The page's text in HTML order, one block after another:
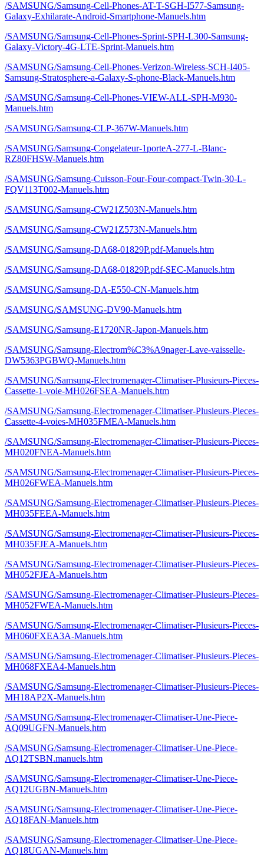
/SAMSUNG/Samsung-Cell-Phones-AT-T-SGH-I577-Samsung-
Galaxy-Exhilarate-Android-Smartphone-Manuels.htm
/SAMSUNG/Samsung-Cell-Phones-Sprint-SPH-L300-Samsung-
Galaxy-Victory-4G-LTE-Sprint-Manuels.htm
/SAMSUNG/Samsung-Cell-Phones-Verizon-Wireless-SCH-I405-
Samsung-Stratosphere-a-Galaxy-S-phone-Black-Manuels.htm
/SAMSUNG/Samsung-Cell-Phones-VIEW-ALL-SPH-M930-
Manuels.htm
/SAMSUNG/Samsung-CLP-367W-Manuels.htm
/SAMSUNG/Samsung-Congelateur-1porteA-277-L-Blanc-
RZ80FHSW-Manuels.htm
/SAMSUNG/Samsung-Cuisson-Four-Four-compact-Twin-30-L-
FQV113T002-Manuels.htm
/SAMSUNG/Samsung-CW21Z503N-Manuels.htm
/SAMSUNG/Samsung-CW21Z573N-Manuels.htm
/SAMSUNG/Samsung-DA68-01829P.pdf-Manuels.htm
/SAMSUNG/Samsung-DA68-01829P.pdf-SEC-Manuels.htm
/SAMSUNG/Samsung-DA-E550-CN-Manuels.htm
/SAMSUNG/SAMSUNG-DV90-Manuels.htm
/SAMSUNG/Samsung-E1720NR-Japon-Manuels.htm
/SAMSUNG/Samsung-Electrom%C3%A9nager-Lave-vaisselle-
DW5363PGBWQ-Manuels.htm
/SAMSUNG/Samsung-Electromenager-Climatiser-Plusieurs-Pieces-
Cassette-1-voie-MH026FSEA-Manuels.htm
/SAMSUNG/Samsung-Electromenager-Climatiser-Plusieurs-Pieces-
Cassette-4-voies-MH035FMEA-Manuels.htm
/SAMSUNG/Samsung-Electromenager-Climatiser-Plusieurs-Pieces-
MH020FNEA-Manuels.htm
/SAMSUNG/Samsung-Electromenager-Climatiser-Plusieurs-Pieces-
MH026FWEA-Manuels.htm
/SAMSUNG/Samsung-Electromenager-Climatiser-Plusieurs-Pieces-
MH035FEEA-Manuels.htm
/SAMSUNG/Samsung-Electromenager-Climatiser-Plusieurs-Pieces-
MH035FJEA-Manuels.htm
/SAMSUNG/Samsung-Electromenager-Climatiser-Plusieurs-Pieces-
MH052FJEA-Manuels.htm
/SAMSUNG/Samsung-Electromenager-Climatiser-Plusieurs-Pieces-
MH052FWEA-Manuels.htm
/SAMSUNG/Samsung-Electromenager-Climatiser-Plusieurs-Pieces-
MH060FXEA3A-Manuels.htm
/SAMSUNG/Samsung-Electromenager-Climatiser-Plusieurs-Pieces-
MH068FXEA4-Manuels.htm
/SAMSUNG/Samsung-Electromenager-Climatiser-Plusieurs-Pieces-
MH18AP2X-Manuels.htm
/SAMSUNG/Samsung-Electromenager-Climatiser-Une-Piece-
AQ09UGFN-Manuels.htm
/SAMSUNG/Samsung-Electromenager-Climatiser-Une-Piece-
AQ12TSBN.manuels.htm
/SAMSUNG/Samsung-Electromenager-Climatiser-Une-Piece-
AQ12UGBN-Manuels.htm
/SAMSUNG/Samsung-Electromenager-Climatiser-Une-Piece-
AQ18FAN-Manuels.htm
/SAMSUNG/Samsung-Electromenager-Climatiser-Une-Piece-
AQ18UGAN-Manuels.htm